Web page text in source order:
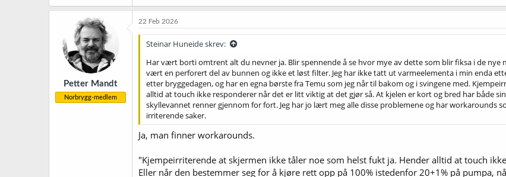
Petter Mandt
Norbrygg-medlem
22 Feb 2026
Steinar Huneide skrev:
Har vært borti omtrent alt du nevner ja. Blir spennende å se hvor mye av dette som blir fiksa i de
vært en perforert del av bunnen og ikke et løst filter. Jeg har ikke tatt ut varmeelementa i min enda
etter bryggedagen, og har en egna børste fra Temu som jeg når til bakom og i svingene med.
alltid at touch ikke responderer når det er litt viktig at det gjør så. At kjelen er kort og bred har både
skyllevannet renner gjennom for fort. Jeg har jo lært meg alle disse problemene og har workarounds
irriterende saker.
Ja, man finner workarounds.
"Kjempeirriterende at skjermen ikke tåler noe som helst fukt ja. Hender alltid at touch
Eller når den bestemmer seg for å kjøre rett opp på 100% istedenfor 20+1% på pumpa,